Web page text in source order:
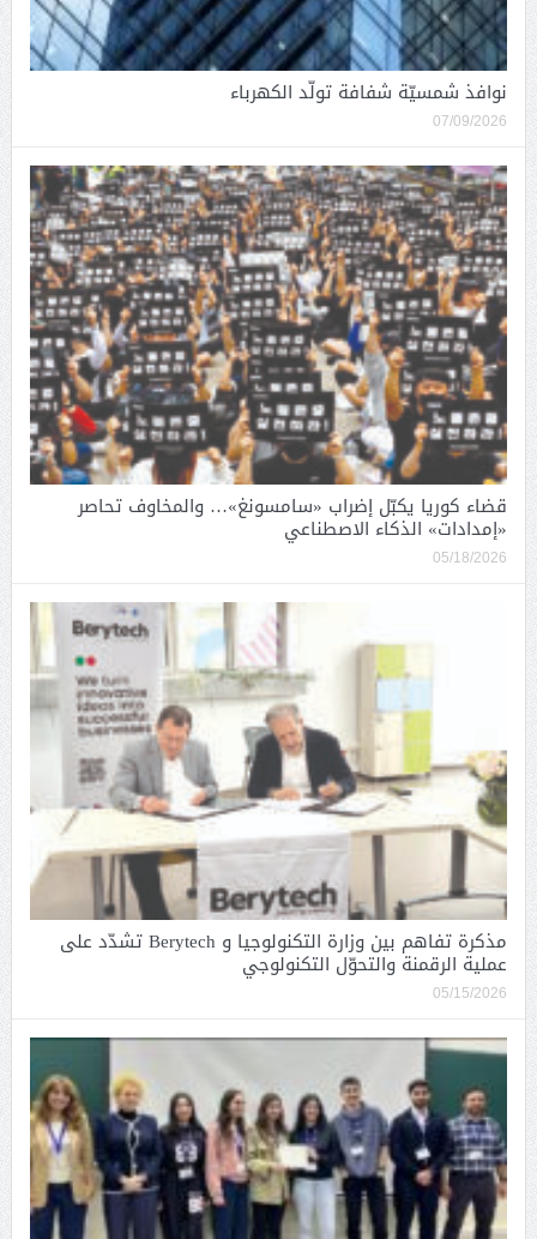
نوافذ شمسيّة شفافة تولّد الكهرباء
07/09/2026
قضاء كوريا يكبّل إضراب «سامسونغ»… والمخاوف تحاصر
«إمدادات» الذكاء الاصطناعي
05/18/2026
مذكرة تفاهم بين وزارة التكنولوجيا و Berytech تشدّد على
عملية الرقمنة والتحوّل التكنولوجي
05/15/2026